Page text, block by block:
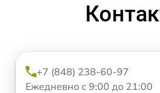
+7 (848) 238-60-97
Ежедневно с 9:00 до 21:00